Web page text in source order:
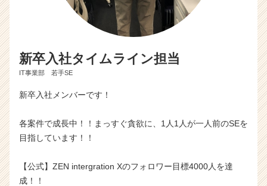
新卒入社タイムライン担当
IT事業部 若手SE
新卒入社メンバーです！
各案件で成長中！！まっすぐ貪欲に、1人1人が一人前のSEを
目指しています！！
【公式】ZEN intergration Xのフォロワー目標4000人を達
成！！